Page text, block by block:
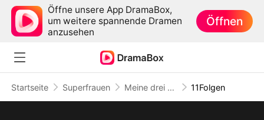
Öffne unsere App DramaBox,
um weitere spannende Dramen
anzusehen
Öffnen
Startseite Superfrauen Meine drei Ritter 11Folgen